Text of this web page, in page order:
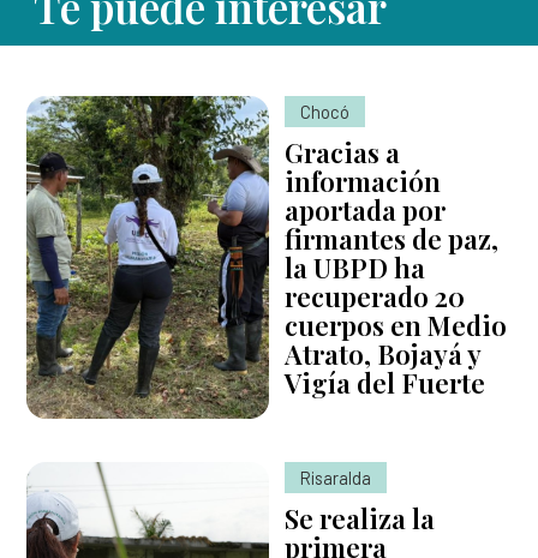
Chocó
Gracias a
información
aportada por
firmantes de paz,
la UBPD ha
recuperado 20
cuerpos en Medio
Atrato, Bojayá y
Vigía del Fuerte
Risaralda
Se realiza la
primera